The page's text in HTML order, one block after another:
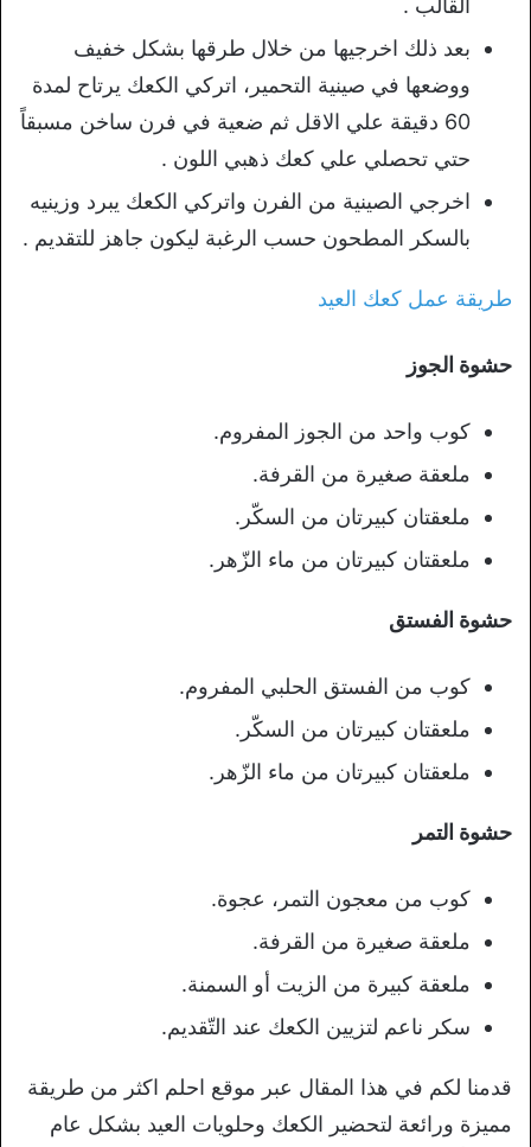
القالب .
بعد ذلك اخرجيها من خلال طرقها بشكل خفيف
ووضعها في صينية التحمير، اتركي الكعك يرتاح لمدة
60 دقيقة علي الاقل ثم ضعية في فرن ساخن مسبقاً
حتي تحصلي علي كعك ذهبي اللون .
اخرجي الصينية من الفرن واتركي الكعك يبرد وزينيه
بالسكر المطحون حسب الرغبة ليكون جاهز للتقديم .
طريقة عمل كعك العيد
حشوة الجوز
كوب واحد من الجوز المفروم.
ملعقة صغيرة من القرفة.
ملعقتان كبيرتان من السكّر.
ملعقتان كبيرتان من ماء الزّهر.
حشوة الفستق
كوب من الفستق الحلبي المفروم.
ملعقتان كبيرتان من السكّر.
ملعقتان كبيرتان من ماء الزّهر.
حشوة التمر
كوب من معجون التمر، عجوة.
ملعقة صغيرة من القرفة.
ملعقة كبيرة من الزيت أو السمنة.
سكر ناعم لتزيين الكعك عند التّقديم.
قدمنا لكم في هذا المقال عبر موقع احلم اكثر من طريقة
مميزة ورائعة لتحضير الكعك وحلويات العيد بشكل عام